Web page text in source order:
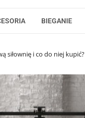
BIEGANIE
siłownię i co do niej kupić?